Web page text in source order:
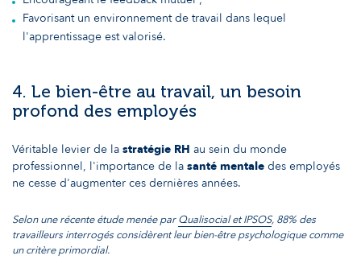
Favorisant un environnement de travail dans lequel
l'apprentissage est valorisé.
4. Le bien-être au travail, un besoin
profond des employés
Véritable levier de la stratégie RH au sein du monde
professionnel, l'importance de la santé mentale des employés
ne cesse d'augmenter ces dernières années.
Selon une récente étude menée par Qualisocial et IPSOS, 88% des
travailleurs interrogés considèrent leur bien-être psychologique comme
un critère primordial.